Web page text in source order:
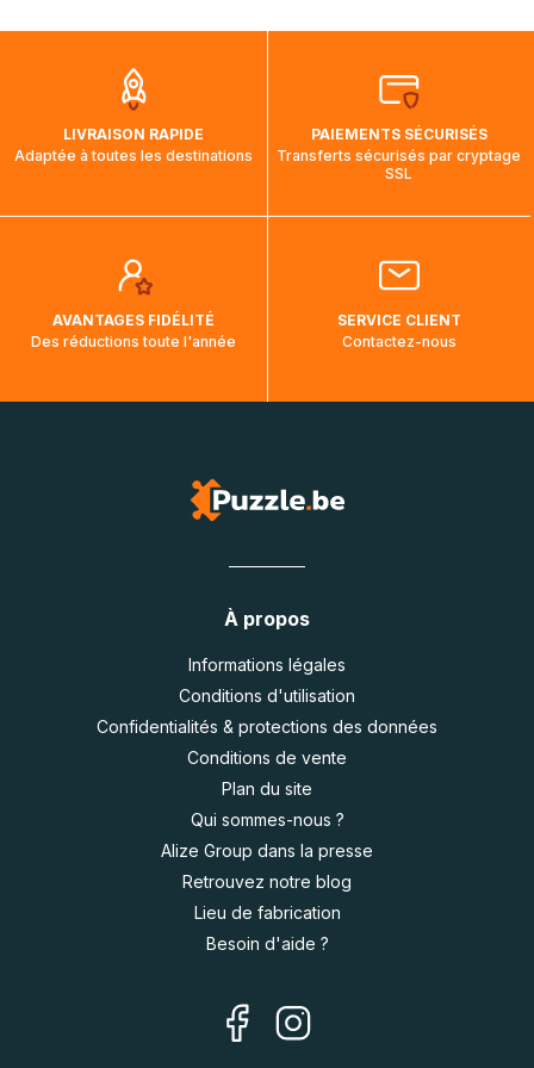
aura touché terre.
LIVRAISON RAPIDE
Adaptée à toutes les destinations
PAIEMENTS SÉCURISÉS
Transferts sécurisés par cryptage
SSL
AVANTAGES FIDÉLITÉ
Des réductions toute l'année
SERVICE CLIENT
Contactez-nous
À propos
Informations légales
Conditions d'utilisation
Confidentialités & protections des données
Conditions de vente
Plan du site
Qui sommes-nous ?
Alize Group dans la presse
Retrouvez notre blog
Lieu de fabrication
Besoin d'aide ?